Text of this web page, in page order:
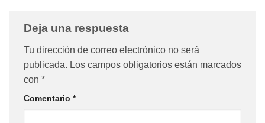
Deja una respuesta
Tu dirección de correo electrónico no será
publicada. Los campos obligatorios están marcados
con *
Comentario *